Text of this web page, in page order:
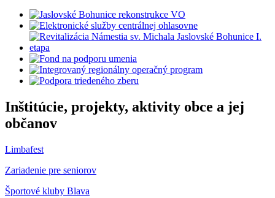
Inštitúcie, projekty, aktivity obce a jej
občanov
Limbafest
Zariadenie pre seniorov
Športové kluby Blava